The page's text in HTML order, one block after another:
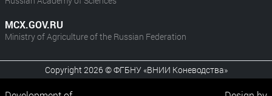
MCX.GOV.RU
Ministry of Agriculture of the Russian Federation
Copyright 2026 © ФГБНУ «ВНИИ Коневодства»